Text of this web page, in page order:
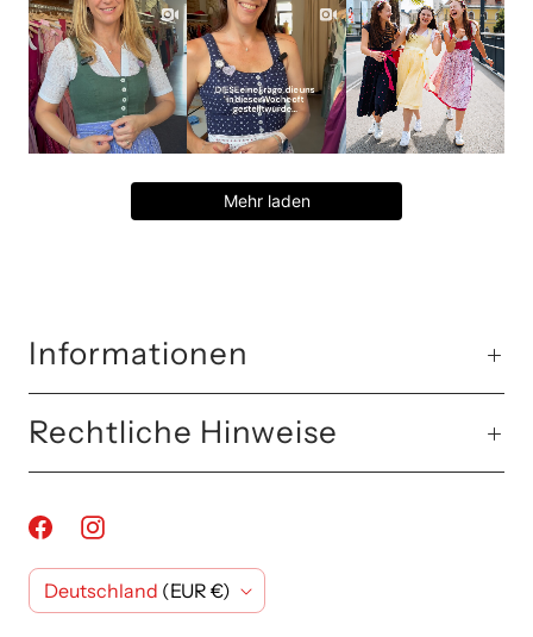
Mehr laden
Informationen
Rechtliche Hinweise
LDeutschland (EUR €)